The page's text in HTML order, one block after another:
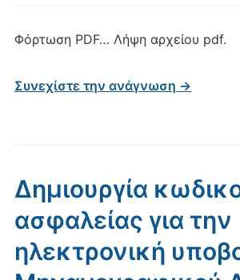
Φόρτωση PDF… Λήψη αρχείου pdf.
Συνεχίστε την ανάγνωση →
Δημιουργία
ασφαλείας για την
ηλεκτρονική